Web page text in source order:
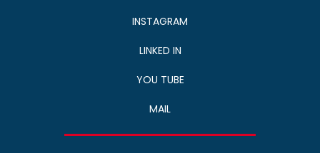
INSTAGRAM
LINKED IN
YOU TUBE
MAIL